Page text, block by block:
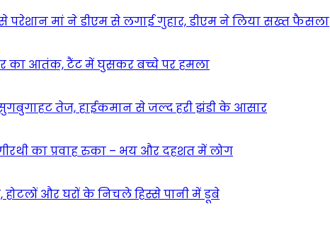
मां ने डीएम से लगाई गुहार, डीएम ने लिया सख्त फैसला
का आतंक, टैंट में घुसकर बच्चे पर हमला
तेज, हाईकमान से जल्द हरी झंडी के आसार
का प्रवाह रुका – भय और दहशत में लोग
और घरों के निचले हिस्से पानी में डूबे